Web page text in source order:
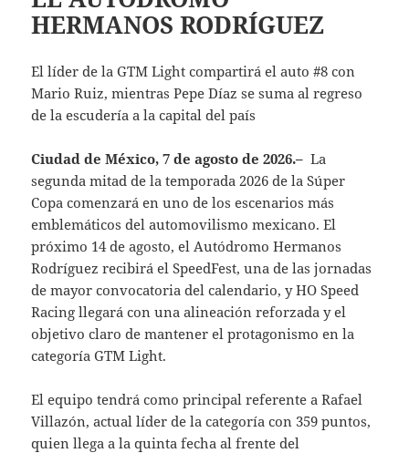
HERMANOS RODRÍGUEZ
El líder de la GTM Light compartirá el auto #8 con
Mario Ruiz, mientras Pepe Díaz se suma al regreso
de la escudería a la capital del país
Ciudad de México, 7 de agosto de 2026.– La
segunda mitad de la temporada 2026 de la Súper
Copa comenzará en uno de los escenarios más
emblemáticos del automovilismo mexicano. El
próximo 14 de agosto, el Autódromo Hermanos
Rodríguez recibirá el SpeedFest, una de las jornadas
de mayor convocatoria del calendario, y HO Speed
Racing llegará con una alineación reforzada y el
objetivo claro de mantener el protagonismo en la
categoría GTM Light.
El equipo tendrá como principal referente a Rafael
Villazón, actual líder de la categoría con 359 puntos,
quien llega a la quinta fecha al frente del